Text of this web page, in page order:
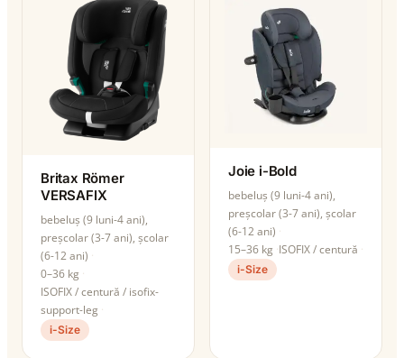
Britax Römer
VERSAFIX
bebeluș (9 luni-4 ani),
preșcolar (3-7 ani), școlar
(6-12 ani)
0–36 kg
ISOFIX / centură / isofix-
support-leg
i-Size
Joie i-Bold
bebeluș (9 luni-4 ani),
preșcolar (3-7 ani), școlar
(6-12 ani)
15–36 kg ISOFIX / centură
i-Size